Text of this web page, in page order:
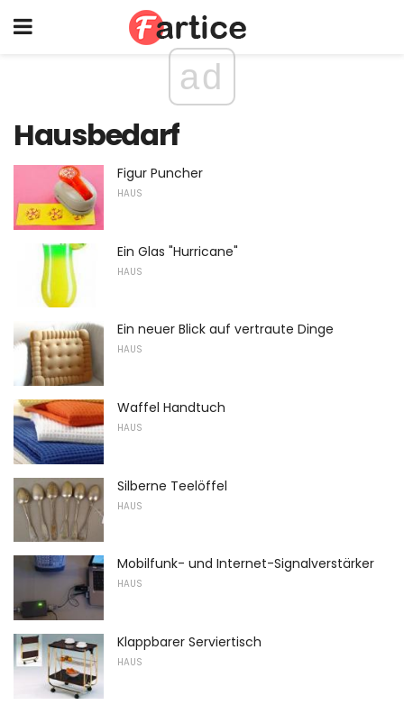
ad
Hausbedarf
Figur Puncher
HAUS
Ein Glas "Hurricane"
HAUS
Ein neuer Blick auf vertraute Dinge
HAUS
Waffel Handtuch
HAUS
Silberne Teelöffel
HAUS
Mobilfunk- und Internet-Signalverstärker
HAUS
Klappbarer Serviertisch
HAUS